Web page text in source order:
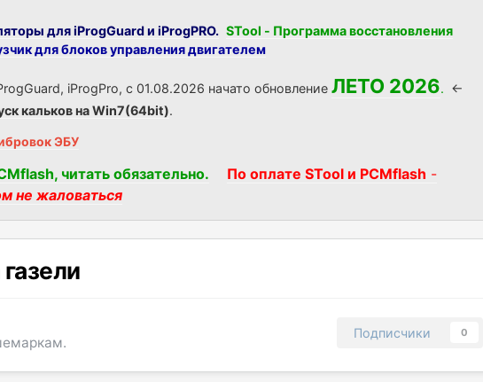
для iProgGuard и iProgPRO. STool - Программа восстановления
для блоков управления двигателем
iProgPro, с 01.08.2026 начато обновлениеЛЕТО 2026. <-
кальков на Win7(64bit).
ЭБУ
читать обязательно. По оплате STool и PCMflash -
не жаловаться
Подписчики 0